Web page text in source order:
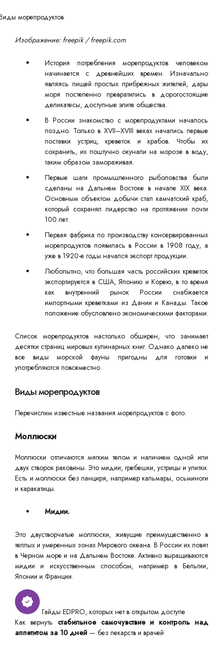
Изображение: freepik / freepik.com
История потребления морепродуктов человеком
начинается с древнейших времен. Изначально
являясь пищей простых прибрежных жителей, дары
моря постепенно превратились в дорогостоящие
деликатесы, доступные элите общества.
В России знакомство с морепродуктами началось
поздно. Только в XVII–XVIII веках начались первые
поставки устриц, креветок и крабов. Чтобы их
сохранить, их поштучно окунали на морозе в воду,
таким образом замораживая.
Первые шаги промышленного рыболовства были
сделаны на Дальнем Востоке в начале XIX века.
Основным объектом добычи стал камчатский краб,
который сохранял лидерство на протяжении почти
100 лет.
Первая фабрика по производству консервированных
морепродуктов появилась в России в 1908 году, а
уже в 1920-е годы начался экспорт продукции.
Любопытно, что большая часть российских креветок
экспортируется в США, Японию и Корею, в то время
как внутренний рынок России снабжается
импортными креветками из Дании и Канады. Такое
положение обусловлено экономическими факторами.
Список морепродуктов настолько обширен, что занимает
десятки страниц мировых кулинарных книг. Однако далеко не
все виды морской фауны пригодны для готовки и
употребляются повсеместно.
Виды морепродуктов
Перечислим известные названия морепродуктов с фото.
Моллюски
Моллюски отличаются мягким телом и наличием одной или
двух створок раковины. Это мидии, гребешки, устрицы и улитки.
Есть и моллюски без панциря, например кальмары, осьминоги
и каракатицы.
Мидии.
Это двустворчатые моллюски, живущие преимущественно в
теплых и умеренных зонах Мирового океана. В России их ловят
в Черном море и на Дальнем Востоке. Активно выращиваются
мидии и искусственным способом, например в Бельгии,
Японии и Франции.
Гайды EDPRO, которых нет в открытом доступе
Как вернуть стабильное самочувствие и контроль над
аппетитом за 10 дней — без лекарств и врачей